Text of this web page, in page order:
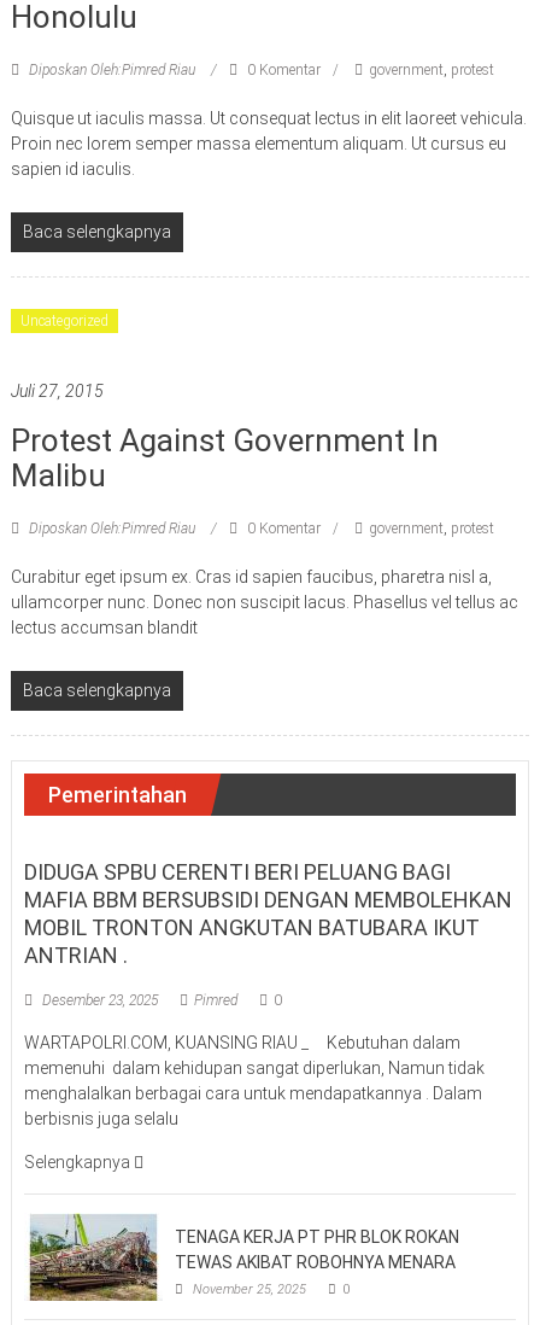
Honolulu
Diposkan Oleh:Pimred Riau 0 Komentar government protest
Quisque ut iaculis massa. Ut consequat lectus in elit laoreet vehicula.
Proin nec lorem semper massa elementum aliquam. Ut cursus eu
sapien id iaculis.
Baca selengkapnya
Uncategorized
Juli 27, 2015
Protest Against Government In
Malibu
Diposkan Oleh:Pimred Riau 0 Komentar government protest
Curabitur eget ipsum ex. Cras id sapien faucibus, pharetra nisl a,
ullamcorper nunc. Donec non suscipit lacus. Phasellus vel tellus ac
lectus accumsan blandit
Baca selengkapnya
Pemerintahan
DIDUGA SPBU CERENTI BERI PELUANG BAGI
MAFIA BBM BERSUBSIDI DENGAN MEMBOLEHKAN
MOBIL TRONTON ANGKUTAN BATUBARA IKUT
ANTRIAN .
Desember 23, 2025 Pimred 0
WARTAPOLRI.COM, KUANSING RIAU _ Kebutuhan dalam
memenuhi dalam kehidupan sangat diperlukan, Namun tidak
menghalalkan berbagai cara untuk mendapatkannya . Dalam
berbisnis juga selalu
Selengkapnya
TENAGA KERJA PT PHR BLOK ROKAN
TEWAS AKIBAT ROBOHNYA MENARA
November 25, 2025 0